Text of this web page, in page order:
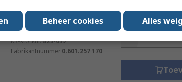
Bosch 0.601.257.170 PRO GET
150 mm Corded AC Motor
RS-stocknr.829-099
Fabrikantnummer 0.601.257.170
€ 611,11(excl. BTW)
Aantal
Beheer cookies Alles